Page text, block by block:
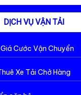
DỊCH VỤ VẬN TẢI
Cước Vận Chuyển
Xe Tải Chở Hàng